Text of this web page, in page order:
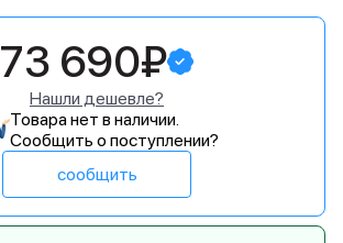
73 690₽
Нашли дешевле?
Товара нет в наличии.
Сообщить о поступлении?
сообщить